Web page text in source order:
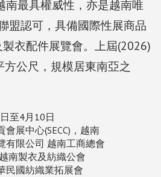
南最具權威性，亦是越南唯
盟認可，具備國際性展商品
衣配件展覽會。上屆(2026)
公尺，規模居東南亞之
至4月10日
展中心(SECC)，越南
有限公司 越南工商總會
南製衣及紡織公會
民國紡織業拓展會